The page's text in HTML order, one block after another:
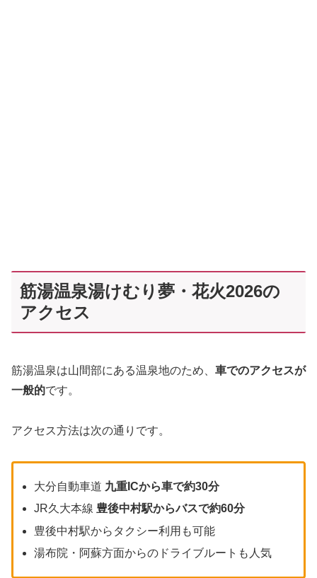
筋湯温泉湯けむり夢・花火2026の
アクセス
筋湯温泉は山間部にある温泉地のため、 車でのアクセスが
一般的です。
アクセス方法は次の通りです。
大分自動車道 九重ICから車で約30分
JR久大本線 豊後中村駅からバスで約60分
豊後中村駅からタクシー利用も可能
湯布院・阿蘇方面からのドライブルートも人気